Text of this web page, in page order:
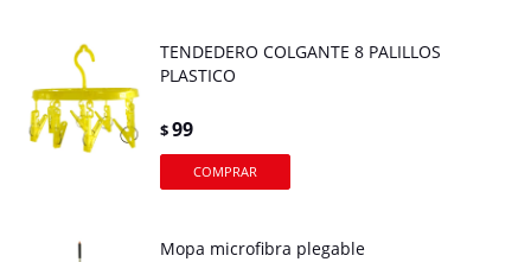
TENDEDERO COLGANTE 8 PALILLOS
PLASTICO
$99
Mopa microfibra plegable